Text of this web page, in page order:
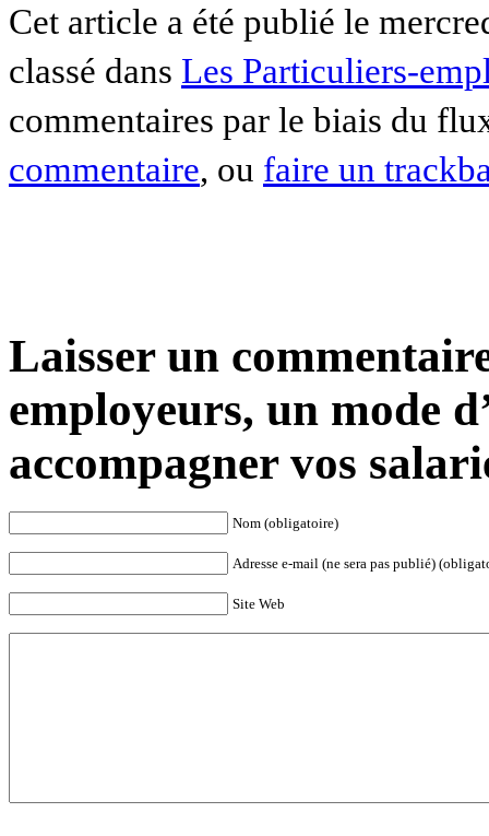
Cet article a été publié le
classé dans Les Particuliers-
commentaires par le biais du
commentaire, ou faire un
Laisser un
employeurs, un mode
accompagner vos
Nom (obligatoire)
Adresse e-mail (ne sera pas publié)
Site Web